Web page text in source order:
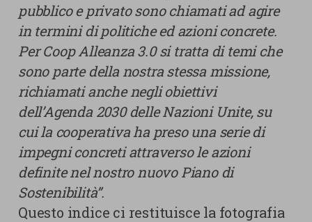
pubblico e privato sono chiamati ad agire
in termini di politiche ed azioni concrete.
Per Coop Alleanza 3.0 si tratta di temi che
sono parte della nostra stessa missione,
richiamati anche negli obiettivi
dell’Agenda 2030 delle Nazioni Unite, su
cui la cooperativa ha preso una serie di
impegni concreti attraverso le azioni
definite nel nostro nuovo Piano di
Sostenibilità”.
Questo indice ci restituisce la fotografia